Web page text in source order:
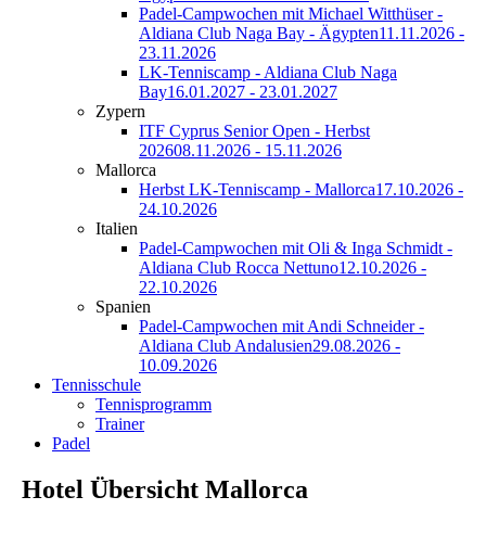
Padel-Campwochen mit Michael Witthüser -
Aldiana Club Naga Bay - Ägypten11.11.2026 -
23.11.2026
LK-Tenniscamp - Aldiana Club Naga
Bay16.01.2027 - 23.01.2027
Zypern
ITF Cyprus Senior Open - Herbst
202608.11.2026 - 15.11.2026
Mallorca
Herbst LK-Tenniscamp - Mallorca17.10.2026 -
24.10.2026
Italien
Padel-Campwochen mit Oli & Inga Schmidt -
Aldiana Club Rocca Nettuno12.10.2026 -
22.10.2026
Spanien
Padel-Campwochen mit Andi Schneider -
Aldiana Club Andalusien29.08.2026 -
10.09.2026
Tennisschule
Tennisprogramm
Trainer
Padel
Hotel Übersicht Mallorca